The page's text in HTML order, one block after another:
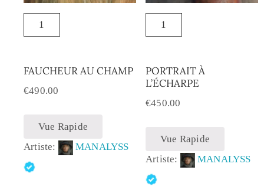
FAUCHEUR AU CHAMP
€490.00
Vue Rapide
Artiste:
MANALYSS
PORTRAIT À
L’ÉCHARPE
€450.00
Vue Rapide
Artiste:
MANALYSS